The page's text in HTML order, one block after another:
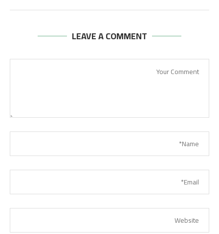
LEAVE A COMMENT